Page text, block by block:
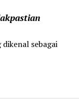
sebagai